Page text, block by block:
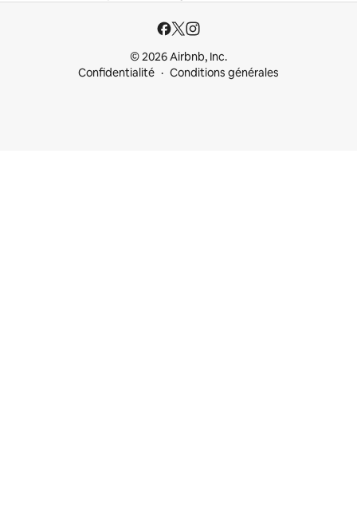
© 2026 Airbnb, Inc.
Confidentialité
Conditions générales